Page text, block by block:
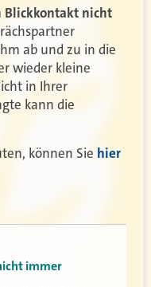
Blickkontakt nicht
ab und zu in die
wieder kleine
in Ihrer
kann die
können Sie hier
immer